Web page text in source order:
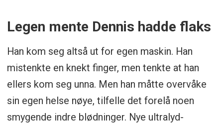
Legen mente Dennis hadde flaks
Han kom seg altså ut for egen maskin. Han
mistenkte en knekt finger, men tenkte at han
ellers kom seg unna. Men han måtte overvåke
sin egen helse nøye, tilfelle det forelå noen
smygende indre blødninger. Nye ultralyd-